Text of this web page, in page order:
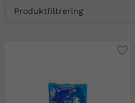
Produktfiltrering